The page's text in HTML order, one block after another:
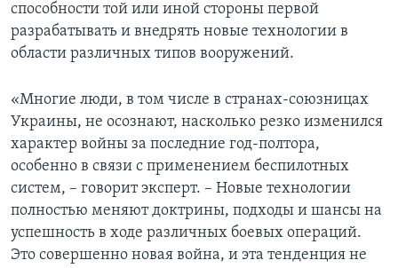
способности той или иной стороны первой
разрабатывать и внедрять новые технологии в
области различных типов вооружений.
«Многие люди, в том числе в странах-союзницах
Украины, не осознают, насколько резко изменился
характер войны за последние год-полтора,
особенно в связи с применением беспилотных
систем, – говорит эксперт. – Новые технологии
полностью меняют доктрины, подходы и шансы на
успешность в ходе различных боевых операций.
Это совершенно новая война, и эта тенденция не